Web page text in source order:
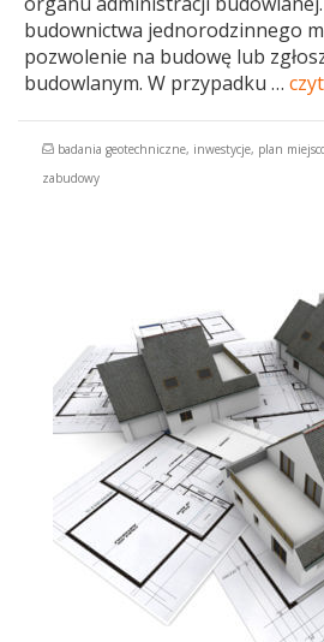
budownictwa jednorodzinnego
pozwolenie na budowę lub
budowlanym. W przypadku …
badania geotechniczne, inwestycje, plan
zabudowy